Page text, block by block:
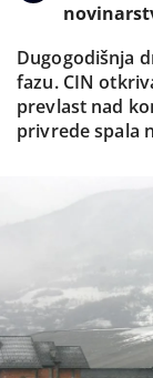
Dugogodišnja
fazu. CIN
prevlast nad
privrede spala